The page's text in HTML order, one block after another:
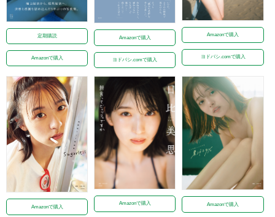
定期購読
Amazonで購入
Amazonで購入
ヨドバシ.comで購入
Amazonで購入
ヨドバシ.comで購入
Amazonで購入
Amazonで購入 Amazonで購入